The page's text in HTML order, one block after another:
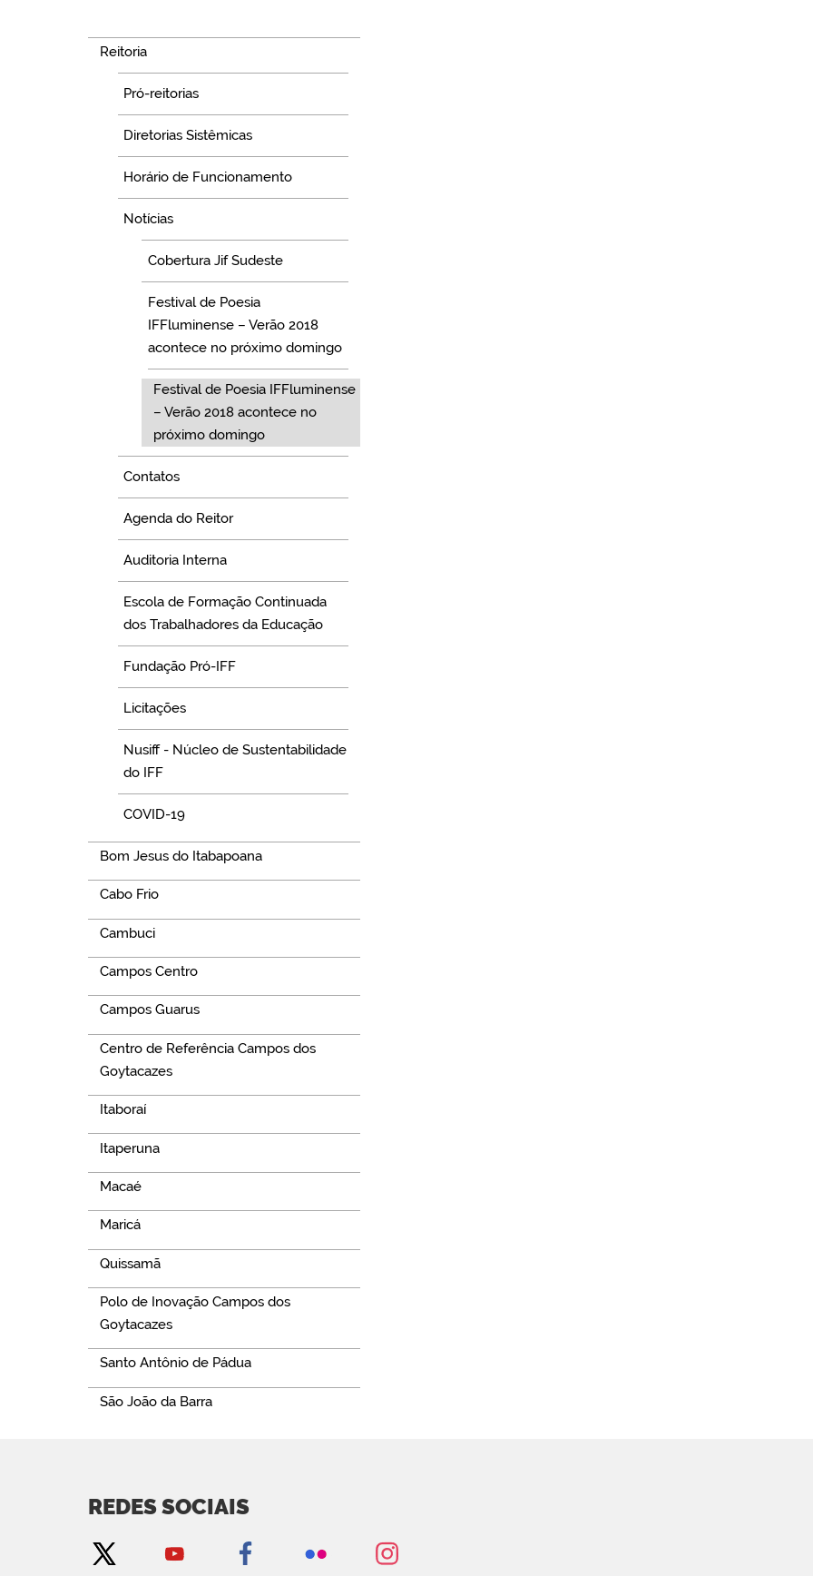
Reitoria
Pró-reitorias
Diretorias Sistêmicas
Horário de Funcionamento
Notícias
Cobertura Jif Sudeste
Festival de Poesia
IFFluminense – Verão 2018
acontece no próximo domingo
Festival de Poesia IFFluminense
– Verão 2018 acontece no
próximo domingo
Contatos
Agenda do Reitor
Auditoria Interna
Escola de Formação Continuada
dos Trabalhadores da Educação
Fundação Pró-IFF
Licitações
Nusiff - Núcleo de Sustentabilidade
do IFF
COVID-19
Bom Jesus do Itabapoana
Cabo Frio
Cambuci
Campos Centro
Campos Guarus
Centro de Referência Campos dos
Goytacazes
Itaboraí
Itaperuna
Macaé
Maricá
Quissamã
Polo de Inovação Campos dos
Goytacazes
Santo Antônio de Pádua
São João da Barra
REDES SOCIAIS